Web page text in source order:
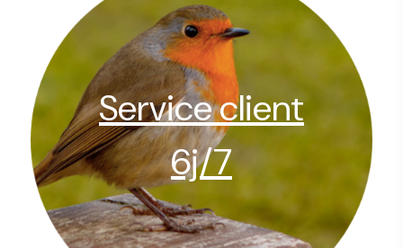
Service client
6j/7